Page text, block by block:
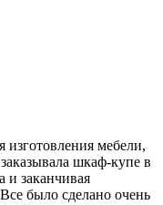
мебели,
шкаф-купе в
и заканчивая
было сделано очень